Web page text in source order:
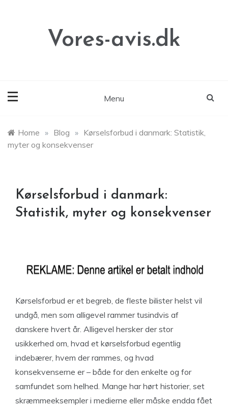
Vores-avis.dk
Menu
Home » Blog » Kørselsforbud i danmark: Statistik,
myter og konsekvenser
Kørselsforbud i danmark:
Statistik, myter og konsekvenser
Kørselsforbud er et begreb, de fleste bilister helst vil
undgå, men som alligevel rammer tusindvis af
danskere hvert år. Alligevel hersker der stor
usikkerhed om, hvad et kørselsforbud egentlig
indebærer, hvem der rammes, og hvad
konsekvenserne er – både for den enkelte og for
samfundet som helhed. Mange har hørt historier, set
skræmmeeksempler i medierne eller måske endda fået